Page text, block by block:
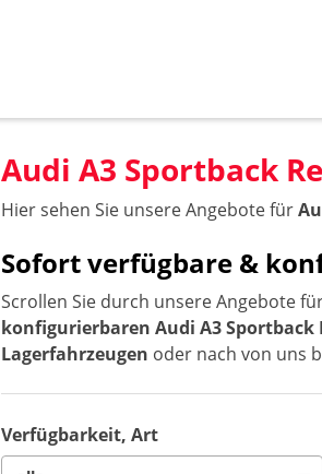
Audi A3 Sportback
Hier sehen Sie unsere Angebote für
Sofort verfügbare &
Scrollen Sie durch unsere Angebote
konfigurierbaren Audi A3 Sportback
Lagerfahrzeugen oder nach von uns
Verfügbarkeit, Art